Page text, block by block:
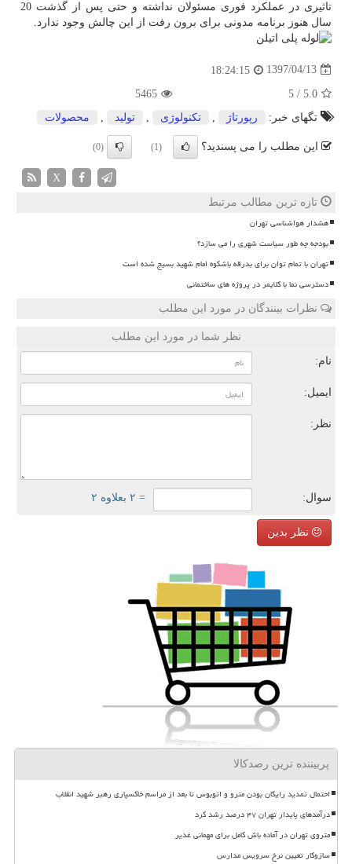
تاثیری در عملکرد فوری مسئولان نداشته و حتی پس از گذشت 20
سال هنوز برنامه مدونی برای برون رفت از این چالش وجود ندارد.
1397/04/13
18:24:15
5.0
/
5
5465
تگهای خبر:
رپورتاژ تكنولوژی تولید محصولات
این مطلب را می پسندید؟ (1)
(0)
X
تازه ترین مطالب مرتبط
هشدار هواشناسی تهران
بودجه چه طور سیاست شهری را می سازد؟
تهران با تمام توان برای بدرقه باشکوه امام شهید بسیج شده است
دسترسی نما با کلایمر در پروژه های ساختمانی
نظرات بینندگان در مورد این مطلب
نظر شما در مورد این مطلب
نام:
ایمیل:
نظر:
سوال: = ۲ بعلاوه ۲
نظر بدین
پربیننده ترین رصدکالا
احتمال تمدید رایگان بودن مترو و اتوبوس تا بعد از مراسم خاکسپاری رهبر شهید انقلاب
درآمدهای پایدار تهران ۴۷ درصد رشد کرد
متروی تهران در آماده باش کامل برای مهمانی غدیر
سازوکار تعیین نرخ سرویس مدارس